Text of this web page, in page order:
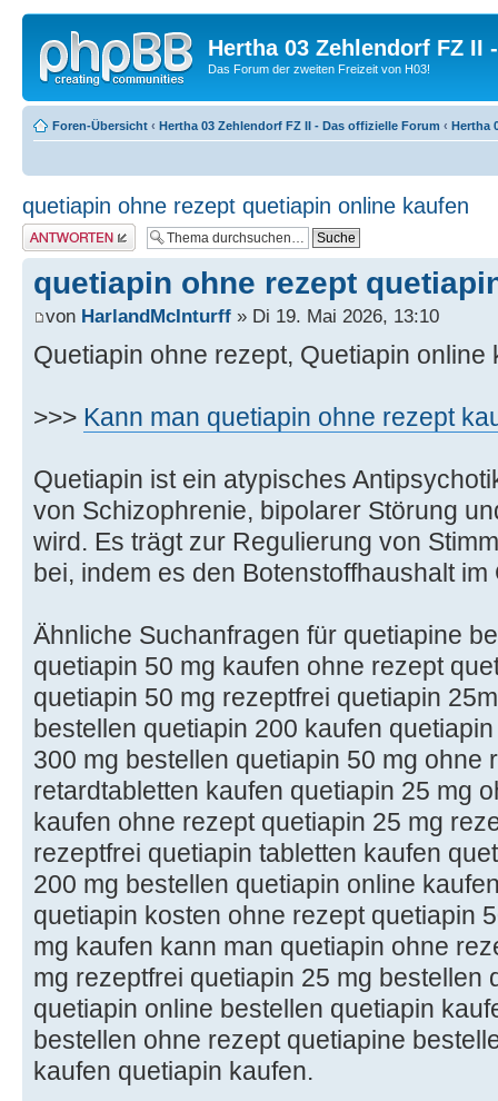
Hertha 03 Zehlendorf FZ II
Das Forum der zweiten Freizeit von H03!
Foren-Übersicht ‹ Hertha 03 Zehlendorf FZ II - Das offizielle Forum ‹ Hertha
quetiapin ohne rezept quetiapin online kaufen
Antwort erstellen
quetiapin ohne rezept
von HarlandMcInturff » Di 19. Mai 2026, 13:10
Quetiapin ohne rezept, Quetiapin online
>>> Kann man quetiapin ohne rezept
Quetiapin ist ein atypisches
von Schizophrenie, bipolarer Störung
wird. Es trägt zur Regulierung von
bei, indem es den Botenstoffhaushalt
Ähnliche Suchanfragen für quetiapine
quetiapin 50 mg kaufen ohne rezept
quetiapin 50 mg rezeptfrei quetiapin
bestellen quetiapin 200 kaufen
300 mg bestellen quetiapin 50 mg ohne
retardtabletten kaufen quetiapin 25 mg
kaufen ohne rezept quetiapin 25 mg
rezeptfrei quetiapin tabletten kaufen
200 mg bestellen quetiapin online
quetiapin kosten ohne rezept quetiapin
mg kaufen kann man quetiapin ohne
mg rezeptfrei quetiapin 25 mg bestellen
quetiapin online bestellen quetiapin
bestellen ohne rezept quetiapine
kaufen quetiapin kaufen.